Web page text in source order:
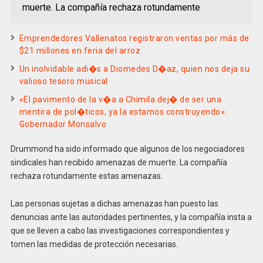
muerte. La compañía rechaza rotundamente
Emprendedores Vallenatos registraron ventas por más de
$21 millones en feria del arroz
Un inolvidable adi�s a Diomedes D�az, quien nos deja su
valioso tesoro musical
«El pavimento de la v�a a Chimila dej� de ser una
mentira de pol�ticos, ya la estamos construyendo»:
Gobernador Monsalvo
Drummond ha sido informado que algunos de los negociadores
sindicales han recibido amenazas de muerte. La compañía
rechaza rotundamente estas amenazas.
Las personas sujetas a dichas amenazas han puesto las
denuncias ante las autoridades pertinentes, y la compañía insta a
que se lleven a cabo las investigaciones correspondientes y
tomen las medidas de protección necesarias.